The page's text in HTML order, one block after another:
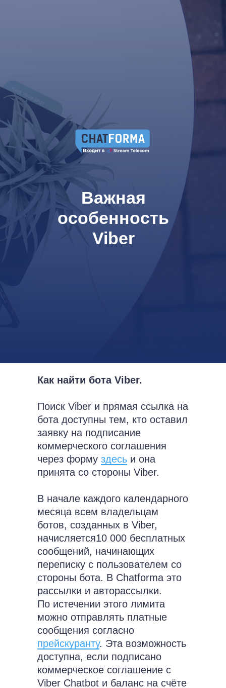
Важная
особенность
Viber
Как найти бота Viber.
Поиск Viber и прямая ссылка на
бота доступны тем, кто оставил
заявку на подписание
коммерческого соглашения
через форму здесь и она
принята со стороны Viber.
В начале каждого календарного
месяца всем владельцам
ботов, созданных в Viber,
начисляется10 000 бесплатных
сообщений, начинающих
переписку с пользователем со
стороны бота. В Chatforma это
рассылки и авторассылки.
По истечении этого лимита
можно отправлять платные
сообщения согласно
прейскуранту. Эта возможность
доступна, если подписано
коммерческое соглашение с
Viber Chatbot и баланс на счёте